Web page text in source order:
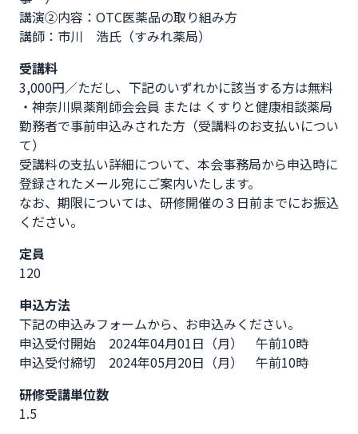
講演②内容：OTC医薬品の取り組み方
講師：市川　浩氏（すみれ薬局）
受講料
3,000円／ただし、下記のいずれかに該当する方は無料
・神奈川県薬剤師会会員 または くすりと健康相談薬局
勤務者で事前申込みされた方（受講料のお支払いについ
て）
受講料の支払い詳細について、本会事務局から申込時に
登録されたメール宛にご案内いたします。
なお、期限については、研修開催の３日前までにお振込
ください。
定員
120
申込方法
下記の申込みフォームから、お申込みください。
申込受付開始　2024年04月01日（月）　午前10時
申込受付締切　2024年05月20日（月）　午前10時
研修受講単位数
1.5